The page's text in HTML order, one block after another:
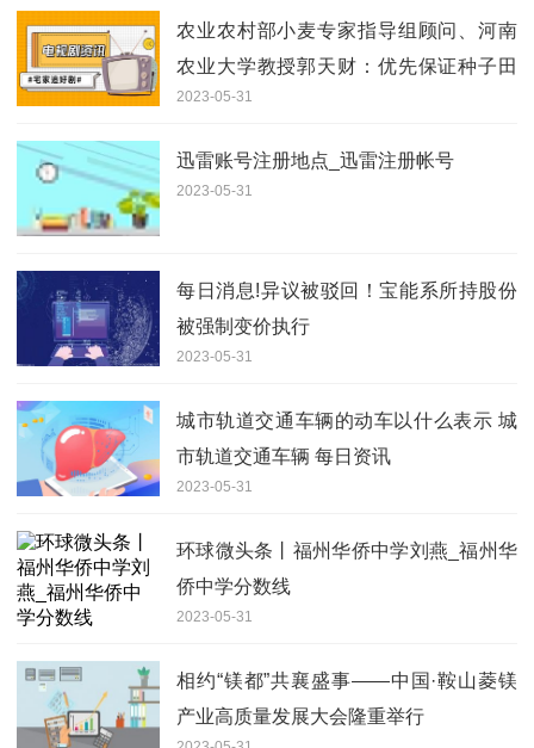
农业农村部小麦专家指导组顾问、河南
农业大学教授郭天财：优先保证种子田
抢收，保证下一季用种安全
2023-05-31
迅雷账号注册地点_迅雷注册帐号
2023-05-31
每日消息!异议被驳回！宝能系所持股份
被强制变价执行
2023-05-31
城市轨道交通车辆的动车以什么表示 城
市轨道交通车辆 每日资讯
2023-05-31
环球微头条丨福州华侨中学刘燕_福州华
侨中学分数线
2023-05-31
相约“镁都”共襄盛事——中国·鞍山菱镁
产业高质量发展大会隆重举行